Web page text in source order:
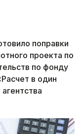
поправки
проекта по
по фонду
в один